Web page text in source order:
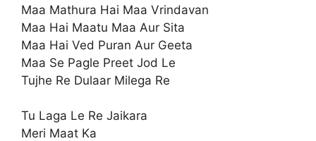
Maa Mathura Hai Maa Vrindavan
Maa Hai Maatu Maa Aur Sita
Maa Hai Ved Puran Aur Geeta
Maa Se Pagle Preet Jod Le
Tujhe Re Dulaar Milega Re
Tu Laga Le Re Jaikara
Meri Maat Ka